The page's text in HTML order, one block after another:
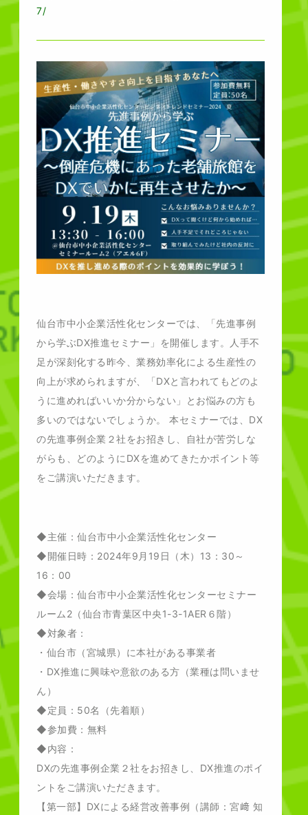
7/
仙台市中小企業活性化センターでは、「先進事例
から学ぶDX推進セミナー」を開催します。人手不
足が深刻化する昨今、業務効率化による生産性の
向上が求められますが、「DXと言われてもどのよ
うに進めればいいか分からない」とお悩みの方も
多いのではないでしょうか。 本セミナーでは、DX
の先進事例企業２社をお招きし、自社が苦労しな
がらも、どのようにDXを進めてきたかポイント等
をご講演いただきます。
◆主催：仙台市中小企業活性化センター
◆開催日時：2024年9月19日（木）13：30～
16：00
◆会場：仙台市中小企業活性化センターセミナー
ルーム2（仙台市青葉区中央1-3-1AER６階）
◆対象者：
・仙台市（宮城県）に本社がある事業者
・DX推進に興味や意欲のある方（業種は問いませ
ん）
◆定員：50名（先着順）
◆参加費：無料
◆内容：
DXの先進事例企業２社をお招きし、DX推進のポイ
ントをご講演いただきます。
【第一部】DXによる経営改善事例（講師：宮﨑 知